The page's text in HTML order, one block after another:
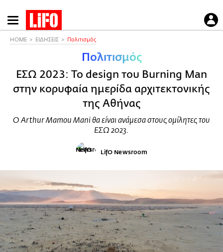
Παράκαμψη
προς
HOME ΕΙΔΗΣΕΙΣ Πολιτισμός
Πολιτισμός
ΕΣΩ 2023: To design του Burning Man
στην κορυφαία ημερίδα αρχιτεκτονικής
της Αθήνας
Ο Arthur Mamou Mani θα είναι ανάμεσα στους ομίλητες του
ΕΣΩ 2023.
LifO Newsroom